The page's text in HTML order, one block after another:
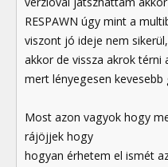
RESPAWN úgy mint a
viszont jó ideje nem
akkor de vissza akrok térni
mert lényegesen
Most azon vagyok hogy
rájöjjek hogy
hogyan érhetem el ismét